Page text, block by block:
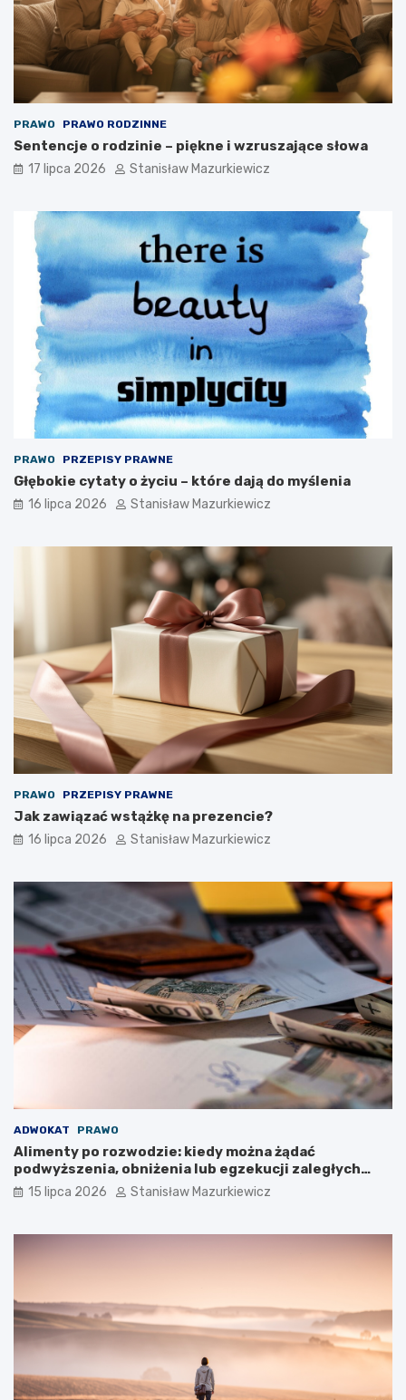
PRAWO PRAWO RODZINNE
Sentencje o rodzinie – piękne i wzruszające słowa
17 lipca 2026 Stanisław Mazurkiewicz
PRAWO PRZEPISY PRAWNE
Głębokie cytaty o życiu – które dają do myślenia
16 lipca 2026 Stanisław Mazurkiewicz
PRAWO PRZEPISY PRAWNE
Jak zawiązać wstążkę na prezencie?
16 lipca 2026 Stanisław Mazurkiewicz
ADWOKAT PRAWO
Alimenty po rozwodzie: kiedy można żądać
podwyższenia, obniżenia lub egzekucji zaległych
płatności?
15 lipca 2026 Stanisław Mazurkiewicz